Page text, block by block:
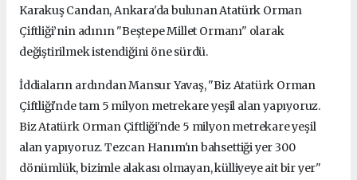
Karakuş Candan,Ankara'da bulunanAtatürk Orman
Çiftliği’nin adının"Beştepe Millet Ormanı" olarak
değiştirilmek istendiğini öne sürdü.
İddiaların ardından Mansur Yavaş, "Biz Atatürk Orman
Çiftliği'nde tam 5 milyon metrekare yeşil alan yapıyoruz.
Biz Atatürk Orman Çiftliği'nde 5 milyon metrekare yeşil
alan yapıyoruz. Tezcan Hanım'ın bahsettiği yer 300
dönümlük, bizimle alakası olmayan, külliyeye ait bir yer"